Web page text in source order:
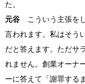
た。
元谷
こういう主張を
言われます。私はそう
だと答えます。ただサ
れません。創業オーナ
ーに答えて「謝罪する